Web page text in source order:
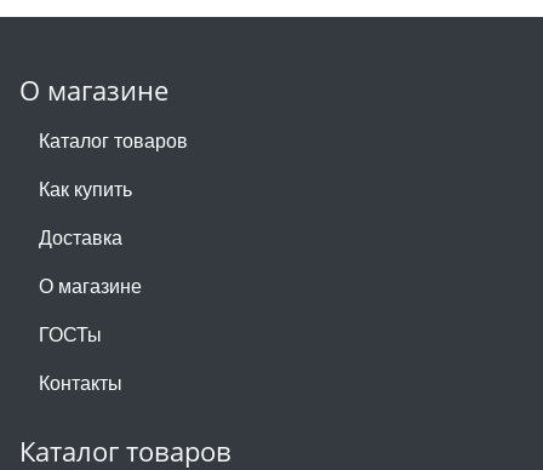
О магазине
Каталог товаров
Как купить
Доставка
О магазине
ГОСТы
Контакты
Каталог товаров